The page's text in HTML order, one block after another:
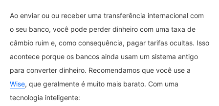
Ao enviar ou ou receber uma transferência internacional com
o seu banco, você pode perder dinheiro com uma taxa de
câmbio ruim e, como consequência, pagar tarifas ocultas. Isso
acontece porque os bancos ainda usam um sistema antigo
para converter dinheiro. Recomendamos que você use a
Wise, que geralmente é muito mais barato. Com uma
tecnologia inteligente: